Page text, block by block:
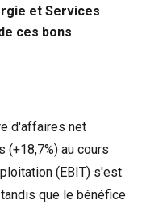
et Services
ces bons
d'affaires net
au cours
(EBIT) s'est
que le bénéfice